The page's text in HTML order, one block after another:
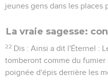
jeunes gens dans les places
La vraie sagesse:
22 Dis : Ainsi a dit l'Éternel :
tomberont comme du fumier
poignée d'épis derrière les